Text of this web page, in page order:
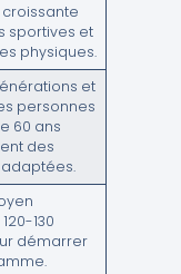
sportives et
physiques.
et
personnes
60 ans
des
130
démarrer